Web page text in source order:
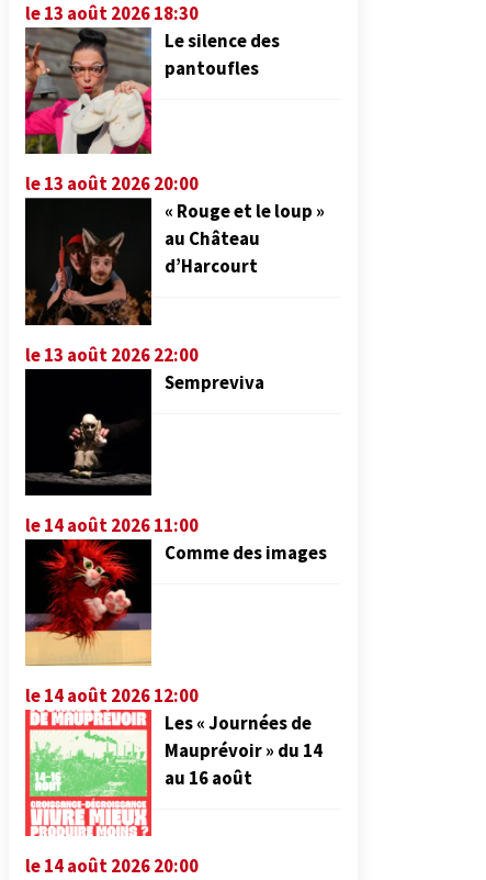
le 13 août 2026 18:30
Le silence des
pantoufles
le 13 août 2026 20:00
« Rouge et le loup »
au Château
d’Harcourt
le 13 août 2026 22:00
Sempreviva
le 14 août 2026 11:00
Comme des images
le 14 août 2026 12:00
Les « Journées de
Mauprévoir » du 14
au 16 août
le 14 août 2026 20:00